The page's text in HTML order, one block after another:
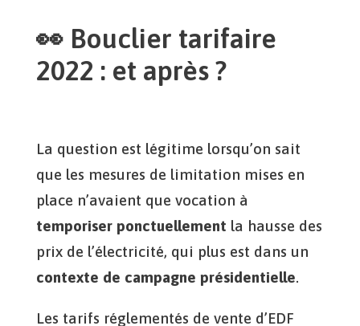
👀 Bouclier tarifaire
2022 : et après ?
La question est légitime lorsqu’on sait
que les mesures de limitation mises en
place n’avaient que vocation à
temporiser ponctuellement la hausse des
prix de l’électricité, qui plus est dans un
contexte de campagne présidentielle.
Les tarifs réglementés de vente d’EDF